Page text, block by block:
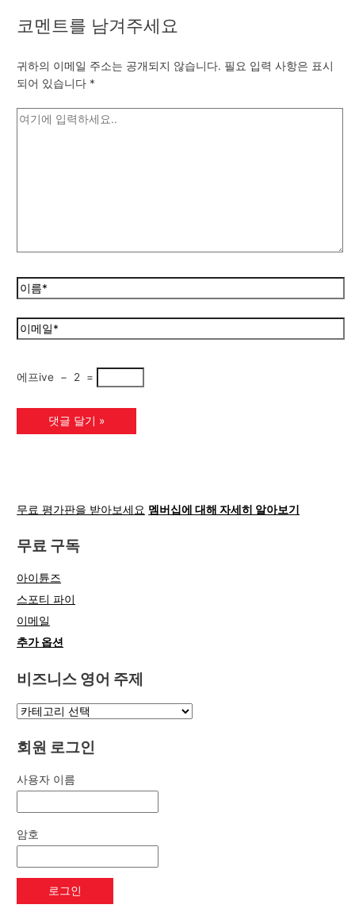
코멘트를 남겨주세요
귀하의 이메일 주소는 공개되지 않습니다. 필요 입력 사항은 표시
되어 있습니다 *
에프ive − 2 =
무료 평가판을 받아보세요 멤버십에 대해 자세히 알아보기
무료 구독
아이튠즈
스포티 파이
이메일
추가 옵션
비즈니스 영어 주제
회원 로그인
사용자 이름
암호